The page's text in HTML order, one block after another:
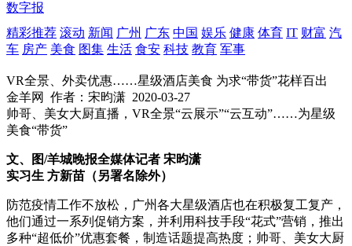
数字报
精彩推荐 滚动 新闻 广州 广东 中国 娱乐 健康 体育 IT 财富 汽
车 房产 美食 图集 生活 食安 科技 教育 军事
VR全景、外卖优惠……星级酒店美食 为求“带货”花样百出
金羊网
作者：宋昀潇 2020-03-27
帅哥、美女大厨直播，VR全景“云展示”“云互动”……为星级
美食“带货”
文、图/羊城晚报全媒体记者 宋昀潇
实习生 方新苗（另署名除外）
防范疫情工作不放松，广州各大星级酒店也在积极复工复产，
他们通过一系列促销方案，并利用科技手段“花式”营销，推出
多种“超低价”优惠套餐，制造话题提高热度；帅哥、美女大厨